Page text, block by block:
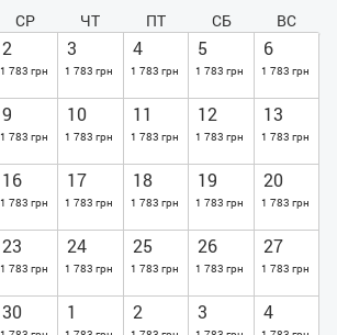
СР ЧТ ПТ СБ ВС
2
1 783 грн
3
1 783 грн
4
1 783 грн
5
1 783 грн
6
1 783 грн
9
1 783 грн
10
1 783 грн
11
1 783 грн
12
1 783 грн
13
1 783 грн
16
1 783 грн
17
1 783 грн
18
1 783 грн
19
1 783 грн
20
1 783 грн
23
1 783 грн
24
1 783 грн
25
1 783 грн
26
1 783 грн
27
1 783 грн
30 1 2 3 4